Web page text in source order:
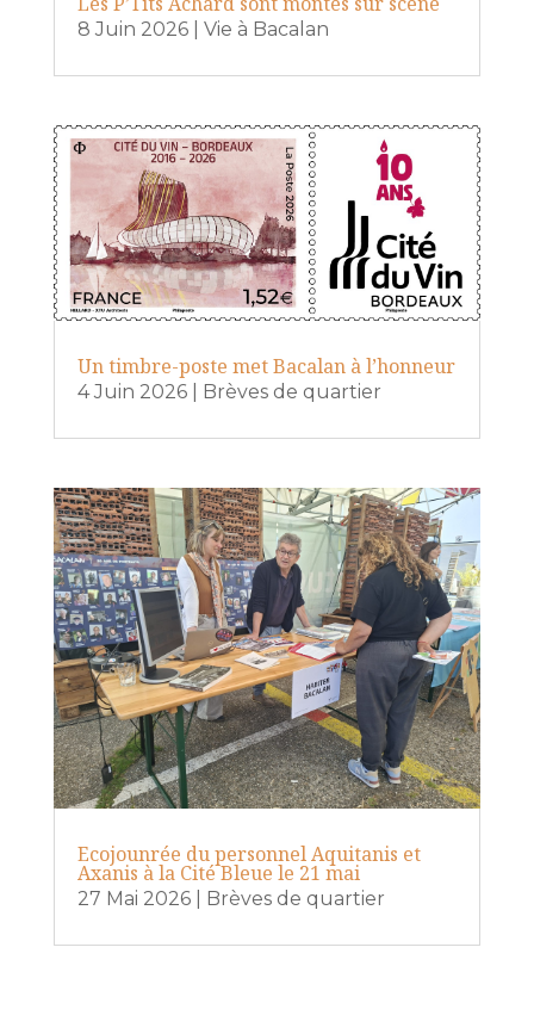
8 Juin 2026| Vie à Bacalan
Un timbre-poste met Bacalan à l’honneur
4 Juin 2026| Brèves de quartier
Ecojounrée du personnel Aquitanis et
Axanis à la Cité Bleue le 21 mai
27 Mai 2026| Brèves de quartier